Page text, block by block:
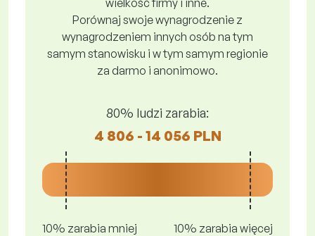
wielkość firmy i inne.
Porównaj swoje wynagrodzenie z
wynagrodzeniem innych osób na tym
samym stanowisku i w tym samym regionie
za darmo i anonimowo.
80% ludzi zarabia:
4 806 - 14 056 PLN
10% zarabia mniej
10% zarabia więcej